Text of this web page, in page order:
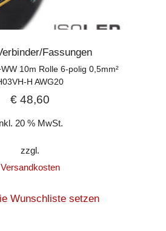
Fassungen
10m Rolle 6-polig 0,5mm²
H AWG20
€ 48,60
20 % MwSt.
zzgl.
Versandkosten
Wunschliste setzen